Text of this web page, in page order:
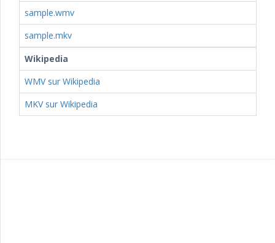
sample.wmv
sample.mkv
Wikipedia
WMV sur Wikipedia
MKV sur Wikipedia